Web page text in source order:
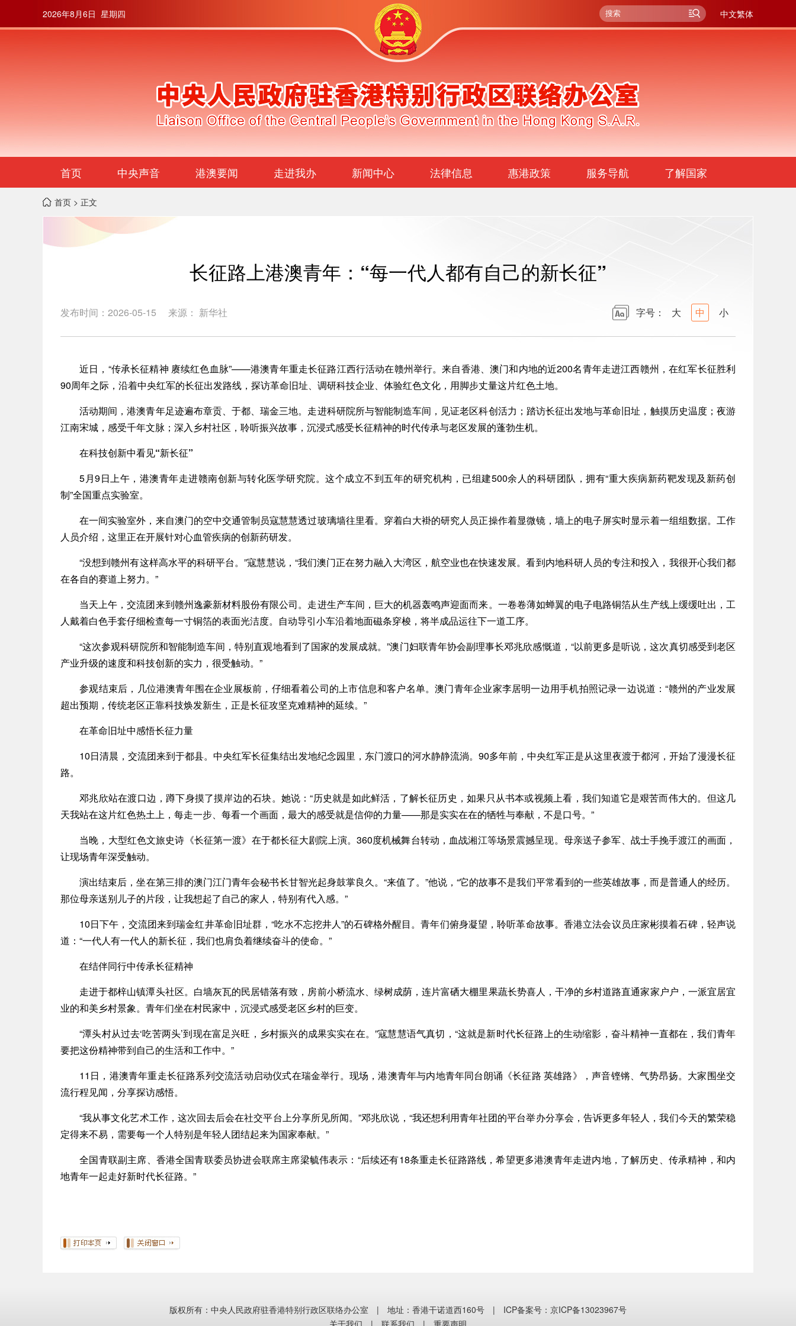
2026年8月6日 星期四 中文繁体
首页 中央声音 港澳要闻 走进我办 新闻中心 法律信息 惠港政策 服务导航 了解国家
首页 > 正文
长征路上港澳青年：“每一代人都有自己的新长征”
发布时间：2026-05-15 来源： 新华社 字号： 大 中 小
近日，“传承长征精神 赓续红色血脉”——港澳青年重走长征路江西行活动在赣州举行。来自香港、澳门和内地的近200名青年走进江西赣州，在红军长征胜利
90周年之际，沿着中央红军的长征出发路线，探访革命旧址、调研科技企业、体验红色文化，用脚步丈量这片红色土地。
活动期间，港澳青年足迹遍布章贡、于都、瑞金三地。走进科研院所与智能制造车间，见证老区科创活力；踏访长征出发地与革命旧址，触摸历史温度；夜游
江南宋城，感受千年文脉；深入乡村社区，聆听振兴故事，沉浸式感受长征精神的时代传承与老区发展的蓬勃生机。
在科技创新中看见“新长征”
5月9日上午，港澳青年走进赣南创新与转化医学研究院。这个成立不到五年的研究机构，已组建500余人的科研团队，拥有“重大疾病新药靶发现及新药创
制”全国重点实验室。
在一间实验室外，来自澳门的空中交通管制员寇慧慧透过玻璃墙往里看。穿着白大褂的研究人员正操作着显微镜，墙上的电子屏实时显示着一组组数据。工作
人员介绍，这里正在开展针对心血管疾病的创新药研发。
“没想到赣州有这样高水平的科研平台。”寇慧慧说，“我们澳门正在努力融入大湾区，航空业也在快速发展。看到内地科研人员的专注和投入，我很开心我们都
在各自的赛道上努力。”
当天上午，交流团来到赣州逸豪新材料股份有限公司。走进生产车间，巨大的机器轰鸣声迎面而来。一卷卷薄如蝉翼的电子电路铜箔从生产线上缓缓吐出，工
人戴着白色手套仔细检查每一寸铜箔的表面光洁度。自动导引小车沿着地面磁条穿梭，将半成品运往下一道工序。
“这次参观科研院所和智能制造车间，特别直观地看到了国家的发展成就。”澳门妇联青年协会副理事长邓兆欣感慨道，“以前更多是听说，这次真切感受到老区
产业升级的速度和科技创新的实力，很受触动。”
参观结束后，几位港澳青年围在企业展板前，仔细看着公司的上市信息和客户名单。澳门青年企业家李居明一边用手机拍照记录一边说道：“赣州的产业发展
超出预期，传统老区正靠科技焕发新生，正是长征攻坚克难精神的延续。”
在革命旧址中感悟长征力量
10日清晨，交流团来到于都县。中央红军长征集结出发地纪念园里，东门渡口的河水静静流淌。90多年前，中央红军正是从这里夜渡于都河，开始了漫漫长征
路。
邓兆欣站在渡口边，蹲下身摸了摸岸边的石块。她说：“历史就是如此鲜活，了解长征历史，如果只从书本或视频上看，我们知道它是艰苦而伟大的。但这几
天我站在这片红色热土上，每走一步、每看一个画面，最大的感受就是信仰的力量——那是实实在在的牺牲与奉献，不是口号。”
当晚，大型红色文旅史诗《长征第一渡》在于都长征大剧院上演。360度机械舞台转动，血战湘江等场景震撼呈现。母亲送子参军、战士手挽手渡江的画面，
让现场青年深受触动。
演出结束后，坐在第三排的澳门江门青年会秘书长甘智光起身鼓掌良久。“来值了。”他说，“它的故事不是我们平常看到的一些英雄故事，而是普通人的经历。
那位母亲送别儿子的片段，让我想起了自己的家人，特别有代入感。”
10日下午，交流团来到瑞金红井革命旧址群，“吃水不忘挖井人”的石碑格外醒目。青年们俯身凝望，聆听革命故事。香港立法会议员庄家彬摸着石碑，轻声说
道：“一代人有一代人的新长征，我们也肩负着继续奋斗的使命。”
在结伴同行中传承长征精神
走进于都梓山镇潭头社区。白墙灰瓦的民居错落有致，房前小桥流水、绿树成荫，连片富硒大棚里果蔬长势喜人，干净的乡村道路直通家家户户，一派宜居宜
业的和美乡村景象。青年们坐在村民家中，沉浸式感受老区乡村的巨变。
“潭头村从过去‘吃苦两头’到现在富足兴旺，乡村振兴的成果实实在在。”寇慧慧语气真切，“这就是新时代长征路上的生动缩影，奋斗精神一直都在，我们青年
要把这份精神带到自己的生活和工作中。”
11日，港澳青年重走长征路系列交流活动启动仪式在瑞金举行。现场，港澳青年与内地青年同台朗诵《长征路 英雄路》，声音铿锵、气势昂扬。大家围坐交
流行程见闻，分享探访感悟。
“我从事文化艺术工作，这次回去后会在社交平台上分享所见所闻。”邓兆欣说，“我还想利用青年社团的平台举办分享会，告诉更多年轻人，我们今天的繁荣稳
定得来不易，需要每一个人特别是年轻人团结起来为国家奉献。”
全国青联副主席、香港全国青联委员协进会联席主席梁毓伟表示：“后续还有18条重走长征路路线，希望更多港澳青年走进内地，了解历史、传承精神，和内
地青年一起走好新时代长征路。”
版权所有：中央人民政府驻香港特别行政区联络办公室 | 地址：香港干诺道西160号 | ICP备案号：京ICP备13023967号
关于我们 | 联系我们 | 重要声明